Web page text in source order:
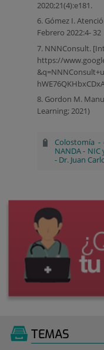
2020;21(4):e181.
6. Gómez I.
Febrero 2022:4- 32
7. NNNConsult.
https://
8. Gordon M.
Learning; 2021)
Colostomía -
NANDA- NIC
- Dr. Juan
TEMAS